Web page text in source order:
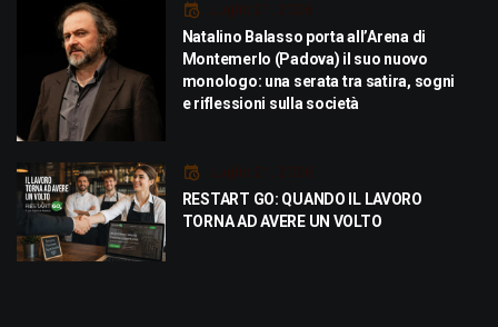
Luglio 21, 2026
Natalino Balasso porta all’Arena di
Montemerlo (Padova) il suo nuovo
monologo: una serata tra satira, sogni
e riflessioni sulla società
Luglio 21, 2026
RESTART GO: QUANDO IL LAVORO
TORNA AD AVERE UN VOLTO